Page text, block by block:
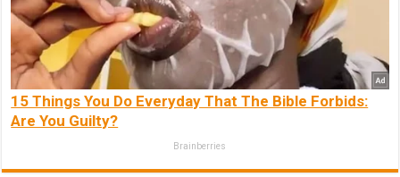
15 Things You Do Everyday That The Bible Forbids:
Are You Guilty?
Brainberries